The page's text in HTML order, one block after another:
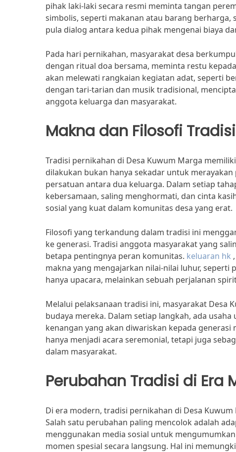
pihak laki-laki secara resmi meminta tangan
simbolis, seperti makanan atau barang berharga,
pula dialog antara kedua pihak mengenai biaya
Pada hari pernikahan, masyarakat desa
dengan ritual doa bersama, meminta restu
akan melewati rangkaian kegiatan adat, seperti
dengan tari-tarian dan musik tradisional,
anggota keluarga dan masyarakat.
Makna dan Filosofi Tradisi
Tradisi pernikahan di Desa Kuwum Marga
dilakukan bukan hanya sekadar untuk
persatuan antara dua keluarga. Dalam setiap
kebersamaan, saling menghormati, dan cinta
sosial yang kuat dalam komunitas desa yang erat.
Filosofi yang terkandung dalam tradisi ini
ke generasi. Tradisi anggota masyarakat yang
betapa pentingnya peran komunitas. keluaran hk
makna yang mengajarkan nilai-nilai luhur,
hanya upacara, melainkan sebuah perjalanan
Melalui pelaksanaan tradisi ini, masyarakat Desa
budaya mereka. Dalam setiap langkah, ada
kenangan yang akan diwariskan kepada
hanya menjadi acara seremonial, tetapi juga
dalam masyarakat.
Perubahan Tradisi di Era
Di era modern, tradisi pernikahan di Desa
Salah satu perubahan paling mencolok adalah
menggunakan media sosial untuk
momen spesial secara langsung. Hal ini